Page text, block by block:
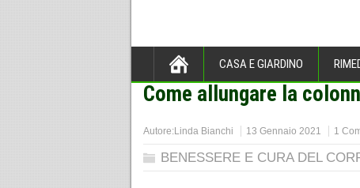
CASA E GIARDINO
Home> BENESSERE E CURA
Come allungare la
Autore:Linda Bianchi 13 Gennaio 2021 1
BENESSERE E CURA DEL